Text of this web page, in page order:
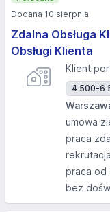
Zdalna Obsługa
Obsługi Klienta
Klient
4 500-6
umowa
praca
praca od
bez
Dodana 10 sierpnia